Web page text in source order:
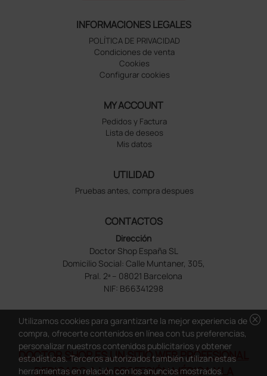
INFORMACIONES LEGALES
POLÍTICA DE PRIVACIDAD
Condiciones de venta
Cookies
Configurar cookies
MY ACCOUNT
Pedidos y Factura
Lista de deseos
Mis datos
UTILIDAD
Pruebas antes, compra despues
CONTACTOS
Dirección
Doctor Shop España SL
Domicilio Social: Calle Muntaner, 305,
Pral. 2ª – 08021 Barcelona
NIF: B66341298
DOCTOR SHOP ES UN SITIO WEB PROFESIONAL
DEDICADO A LA PROFESIÓN MÉDICA Y LA
cancel
Utilizamos cookies para garantizarte la mejor experiencia de
compra, ofrecerte contenidos en línea con tus preferencias,
personalizar nuestros contenidos publicitarios y obtener
estadísticas. Terceros autorizados también utilizan estas
herramientas en relación con los anuncios mostrados.